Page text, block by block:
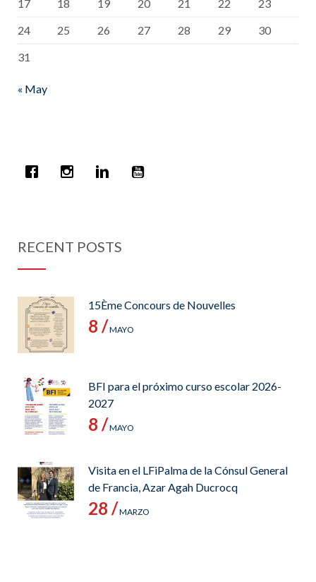
17 18 19 20 21 22
23
24
25 26 27 28 29
30
31
« May
RECENT POSTS
15Ème Concours de Nouvelles
8 /MAYO
BFI para el próximo curso escolar 2026-
2027
8 /MAYO
Visita en el LFiPalma de la Cónsul General
de Francia, Azar Agah Ducrocq
28 /MARZO